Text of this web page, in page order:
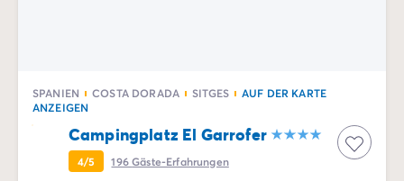
SPANIEN COSTA DORADA SITGES
AUF DER KARTE
ANZEIGEN
Campingplatz El Garrofer
4/5 196Gäste-Erfahrungen